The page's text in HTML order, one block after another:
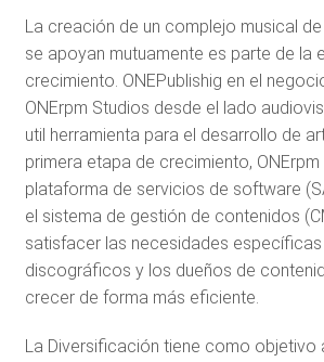
La creación de un complejo musical
se apoyan mutuamente es parte de la
crecimiento. ONEPublishig en el
ONErpm Studios desde el lado
util herramienta para el desarrollo de
primera etapa de crecimiento, ONErpm
plataforma de servicios de software
el sistema de gestión de contenidos
satisfacer las necesidades
discográficos y los dueños de
crecer de forma más eficiente.
La Diversificación tiene como objetivo